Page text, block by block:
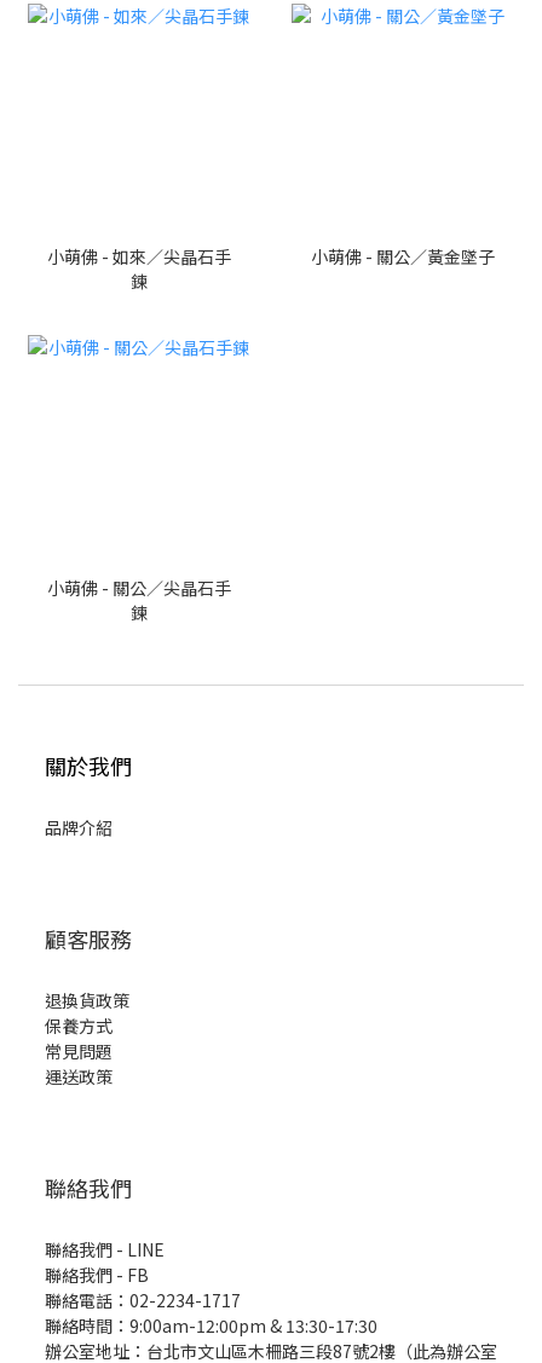
小萌佛 - 如來／尖晶石手
鍊
小萌佛 - 關公／黃金墜子
小萌佛 - 關公／尖晶石手
鍊
關於我們
品牌介紹
顧客服務
退換貨政策
保養方式
常見問題
運送政策
聯絡我們
聯絡我們 - LINE
聯絡我們 - FB
聯絡電話：02-2234-1717
聯絡時間：9:00am-12:00pm & 13:30-17:30
辦公室地址：台北市文山區木柵路三段87號2樓（此為辦公室